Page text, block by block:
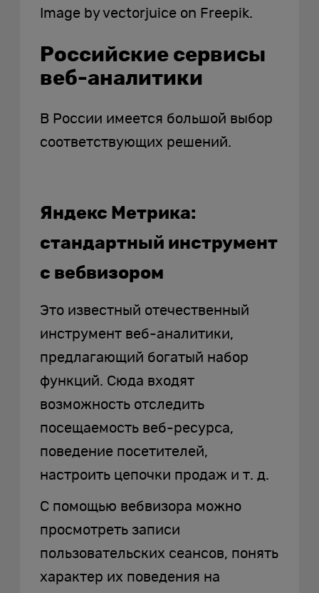
Image by vectorjuice on Freepik.
Российские сервисы
веб-аналитики
В России имеется большой выбор
соответствующих решений.
Яндекс Метрика:
стандартный инструмент
с вебвизором
Это известный отечественный
инструмент веб-аналитики,
предлагающий богатый набор
функций. Сюда входят
возможность отследить
посещаемость веб-ресурса,
поведение посетителей,
настроить цепочки продаж и т. д.
С помощью вебвизора можно
просмотреть записи
пользовательских сеансов, понять
характер их поведения на